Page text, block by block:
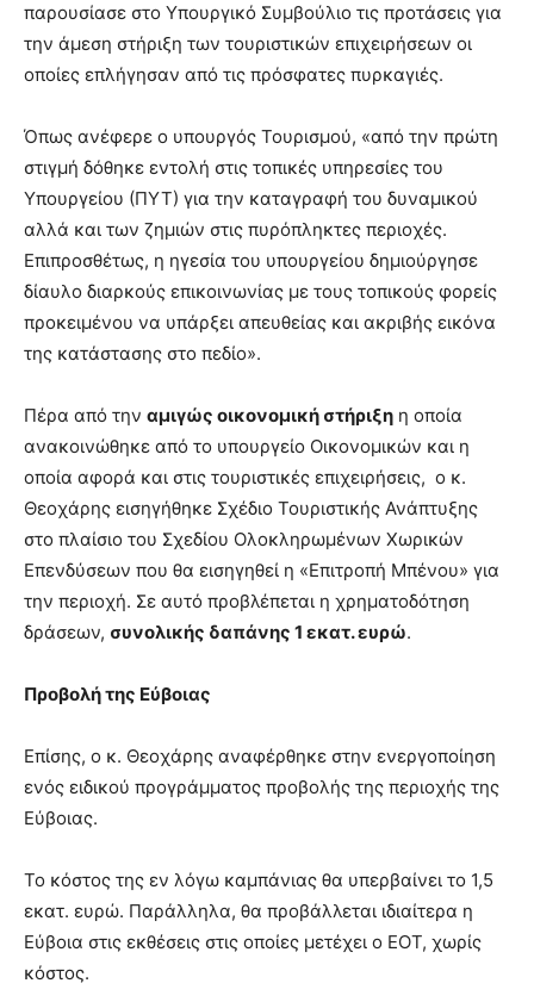
παρουσίασε στο Υπουργικό Συμβούλιο τις προτάσεις για
την άμεση στήριξη των τουριστικών επιχειρήσεων οι
οποίες επλήγησαν από τις πρόσφατες πυρκαγιές.
Όπως ανέφερε ο υπουργός Τουρισμού, «από την πρώτη
στιγμή δόθηκε εντολή στις τοπικές υπηρεσίες του
Υπουργείου (ΠΥΤ) για την καταγραφή του δυναμικού
αλλά και των ζημιών στις πυρόπληκτες περιοχές.
Επιπροσθέτως, η ηγεσία του υπουργείου δημιούργησε
δίαυλο διαρκούς επικοινωνίας με τους τοπικούς φορείς
προκειμένου να υπάρξει απευθείας και ακριβής εικόνα
της κατάστασης στο πεδίο».
Πέρα από την αμιγώς οικονομική στήριξη η οποία
ανακοινώθηκε από το υπουργείο Οικονομικών και η
οποία αφορά και στις τουριστικές επιχειρήσεις, ο κ.
Θεοχάρης εισηγήθηκε Σχέδιο Τουριστικής Ανάπτυξης
στο πλαίσιο του Σχεδίου Ολοκληρωμένων Χωρικών
Επενδύσεων που θα εισηγηθεί η «Επιτροπή Μπένου» για
την περιοχή. Σε αυτό προβλέπεται η χρηματοδότηση
δράσεων, συνολικής δαπάνης 1 εκατ. ευρώ.
Προβολή της Εύβοιας
Επίσης, ο κ. Θεοχάρης αναφέρθηκε στην ενεργοποίηση
ενός ειδικού προγράμματος προβολής της περιοχής της
Εύβοιας.
Το κόστος της εν λόγω καμπάνιας θα υπερβαίνει το 1,5
εκατ. ευρώ. Παράλληλα, θα προβάλλεται ιδιαίτερα η
Εύβοια στις εκθέσεις στις οποίες μετέχει ο ΕΟΤ, χωρίς
κόστος.